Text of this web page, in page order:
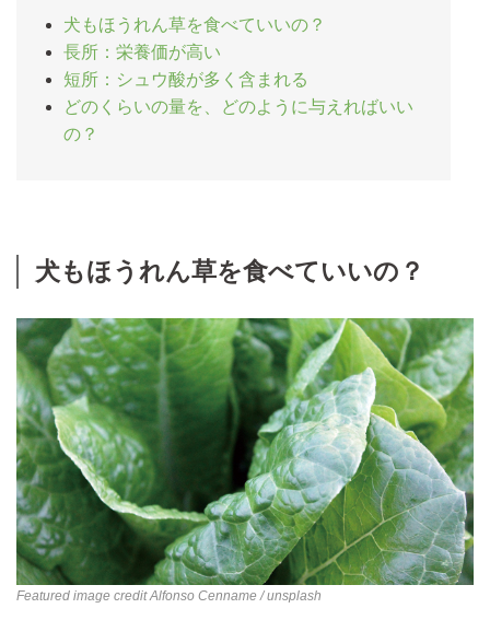
犬もほうれん草を食べていいの？
長所：栄養価が高い
短所：シュウ酸が多く含まれる
どのくらいの量を、どのように与えればいい
の？
犬もほうれん草を食べていいの？
Featured image creditAlfonso Cenname / unsplash